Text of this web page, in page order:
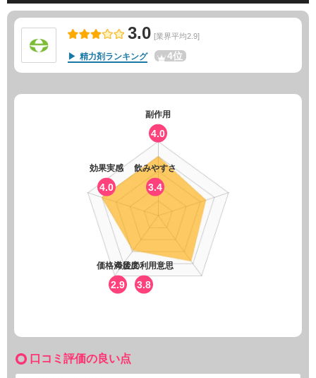
3.0 [業界平均2.9]
精力剤ランキング 4位
副作用
4.0
飲みやすさ
3.4
今後の利用意思
3.8
価格満足度
2.9
効果実感
4.0
口コミ評価の良い点